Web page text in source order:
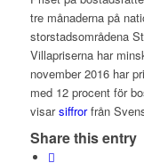
tre månaderna på
storstadsområdena
Villapriserna har
november 2016 har
med 12 procent för
visarsiffrorfrån
Share this entry